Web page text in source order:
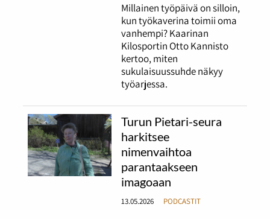
Millainen työpäivä on silloin,
kun työkaverina toimii oma
vanhempi? Kaarinan
Kilosportin Otto Kannisto
kertoo, miten
sukulaisuussuhde näkyy
työarjessa.
Turun Pietari-seura
harkitsee
nimenvaihtoa
parantaakseen
imagoaan
13.05.2026 PODCASTIT